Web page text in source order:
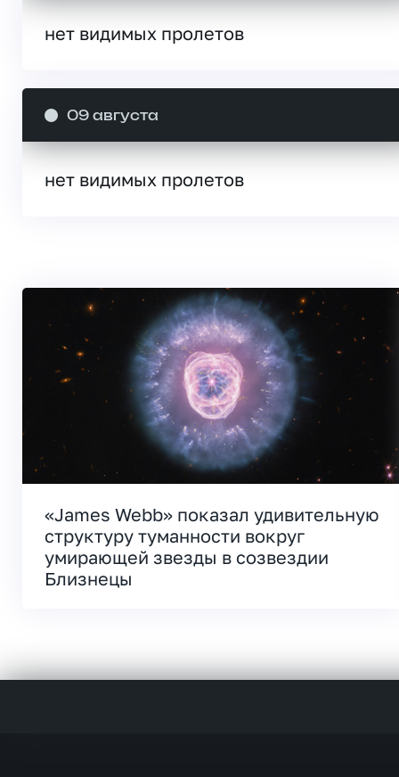
нет видимых пролетов
09 августа
нет видимых пролетов
«James Webb» показал удивительную
структуру туманности вокруг
умирающей звезды в созвездии
Близнецы